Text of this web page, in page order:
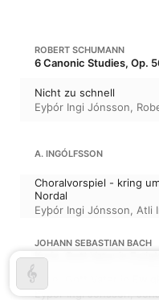
ROBERT SCHUMANN
6 Canonic Studies, Op.
Nicht zu schnell
Eyþór Ingi Jónsson,
A. INGÓLFSSON
Choralvorspiel - kring
Nordal
Eyþór Ingi Jónsson, Atli
JOHANN SEBASTIAN BACH
Kyrie, Gott Vater in
Kyrie, Gott Vater in
Eyþór Ingi Jónsson,